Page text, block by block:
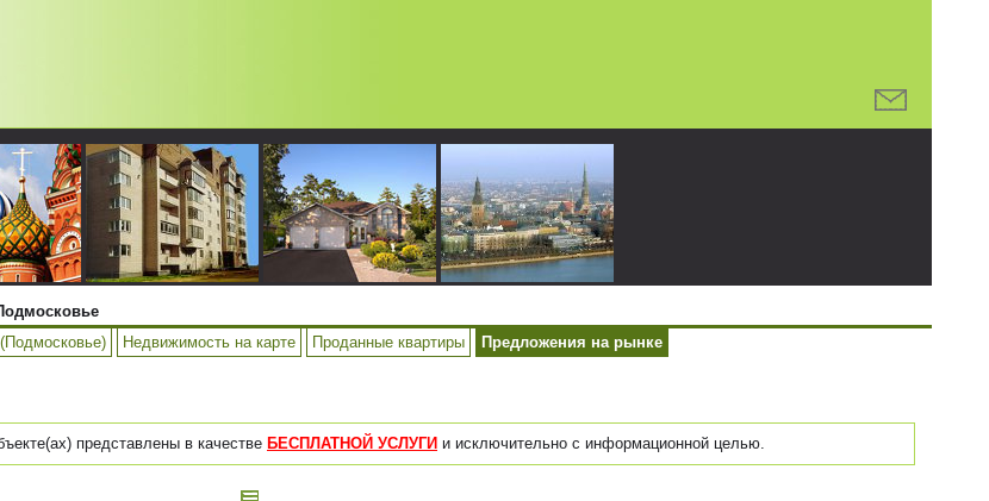
Недвижимость на карте Проданные квартиры Предложения на рынке
представлены в качестве БЕСПЛАТНОЙ УСЛУГИ и исключительно с информационной целью.